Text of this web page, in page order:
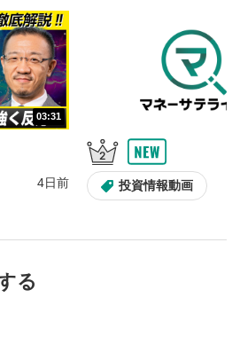
03:31
4日前 投資情報動画
る